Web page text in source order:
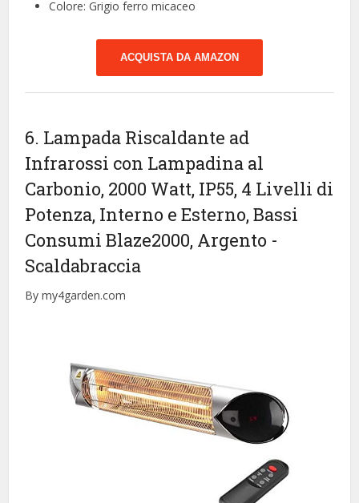
Colore: Grigio ferro micaceo
ACQUISTA DA AMAZON
6. Lampada Riscaldante ad
Infrarossi con Lampadina al
Carbonio, 2000 Watt, IP55, 4 Livelli di
Potenza, Interno e Esterno, Bassi
Consumi Blaze2000, Argento -
Scaldabraccia
By my4garden.com